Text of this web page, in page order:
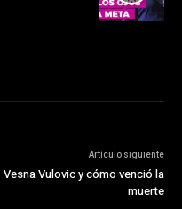
Artículo siguiente
Vesna Vulovic y cómo venció la
muerte